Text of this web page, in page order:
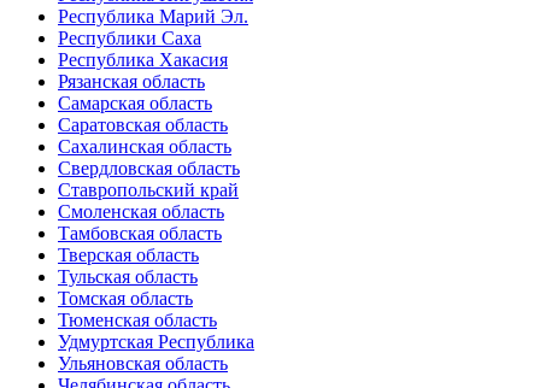
Республика Марий Эл.
Республики Саха
Республика Хакасия
Рязанская область
Самарская область
Саратовская область
Сахалинская область
Свердловская область
Ставропольский край
Смоленская область
Тамбовская область
Тверская область
Тульская область
Томская область
Тюменская область
Удмуртская Республика
Ульяновская область